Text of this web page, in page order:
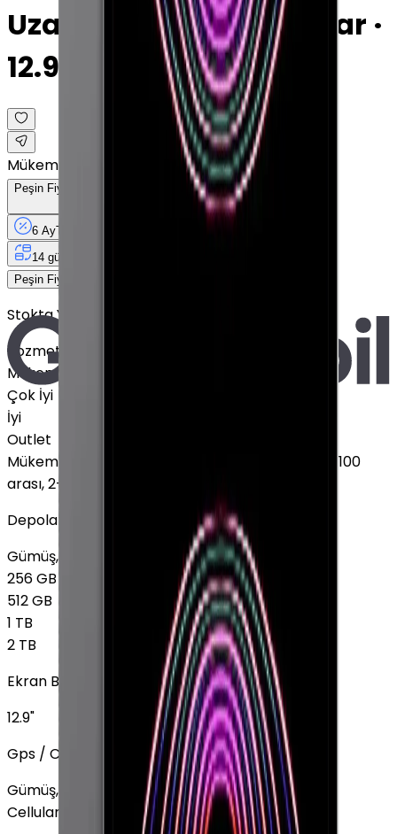
Uzay Grisi · 2 TB · Cellular ·
12.9"
Mükemmel
Peşin Fiyatına
6 AyTaksit
14 gün
Peşin Fiyatına
Stokta Yok
Kozmetik Durumu
Mükemmel
Çok İyi
İyi
Outlet
Mükemmel
Ekranda leke yok, Pil sağlığı %85 - %100
arası, 2-3 hafif çizik
Depolama
Gümüş, GPS
9.894 TL
256 GB
512 GB
1 TB
2 TB
Ekran Boyutu
12.9"
Gps / Cellular
Gümüş, 128 GB
9.894 TL
Cellular